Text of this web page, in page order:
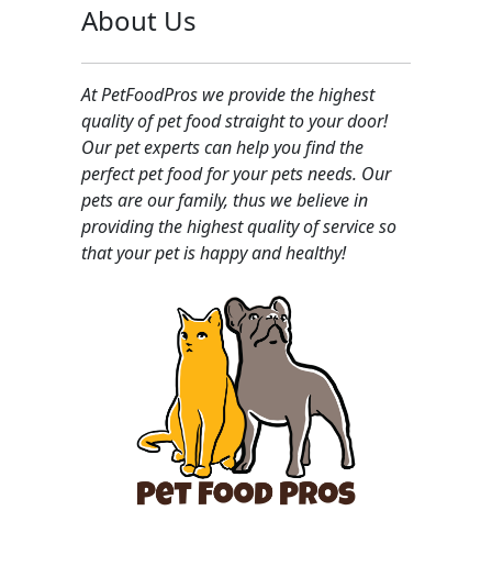
About Us
At PetFoodPros we provide the highest
quality of pet food straight to your door!
Our pet experts can help you find the
perfect pet food for your pets needs. Our
pets are our family, thus we believe in
providing the highest quality of service so
that your pet is happy and healthy!